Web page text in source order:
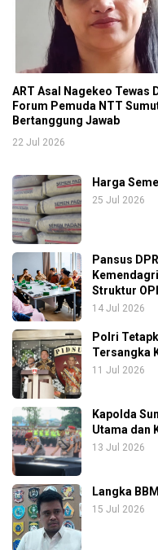
ART Asal Nagekeo Tewas
Forum Pemuda NTT
Bertanggung Jawab
22 Jul 2026
Harga
25 Jul 2026
Pansus
Struktur
14 Jul 2026
Polri
Tersangka
11 Jul 2026
Kapolda
Utama dan
13 Jul 2026
Langka
15 Jul 2026